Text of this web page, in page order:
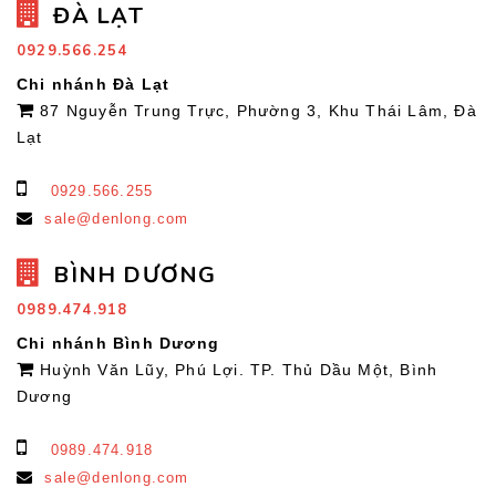
ĐÀ LẠT
0929.566.254
Chi nhánh Đà Lạt
87 Nguyễn Trung Trực, Phường 3, Khu Thái Lâm, Đà
Lạt
0929.566.255
sale@denlong.com
BÌNH DƯƠNG
0989.474.918
Chi nhánh Bình Dương
Huỳnh Văn Lũy, Phú Lợi. TP. Thủ Dầu Một, Bình
Dương
0989.474.918
sale@denlong.com